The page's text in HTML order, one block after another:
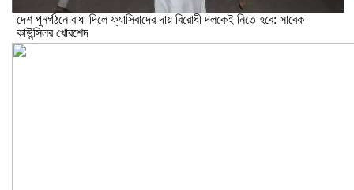
দেশ পুনর্গঠনে বাধা দিলে ফ্যাসিবাদের দায় বিরোধী দলকেই নিতে হবে: সাবেক
কাউন্সিলর খোরশেদ